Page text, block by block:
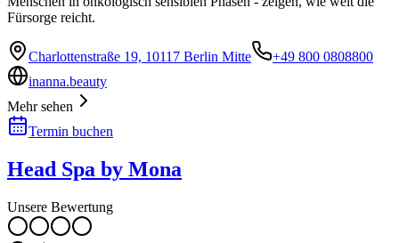
Fürsorge reicht.
Charlottenstraße 19, 10117 Berlin Mitte
+49 800 0808800
inanna.beauty
Mehr sehen
Termin buchen
Head Spa by Mona
Unsere Bewertung